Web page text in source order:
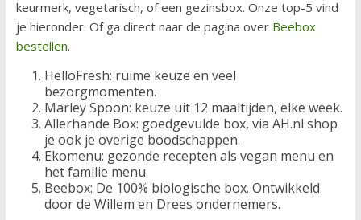
keurmerk, vegetarisch, of een gezinsbox. Onze top-5 vind
je hieronder. Of ga direct naar de pagina over Beebox
bestellen.
HelloFresh: ruime keuze en veel
bezorgmomenten.
Marley Spoon: keuze uit 12 maaltijden, elke week.
Allerhande Box: goedgevulde box, via AH.nl shop
je ook je overige boodschappen.
Ekomenu: gezonde recepten als vegan menu en
het familie menu.
Beebox: De 100% biologische box. Ontwikkeld
door de Willem en Drees ondernemers.